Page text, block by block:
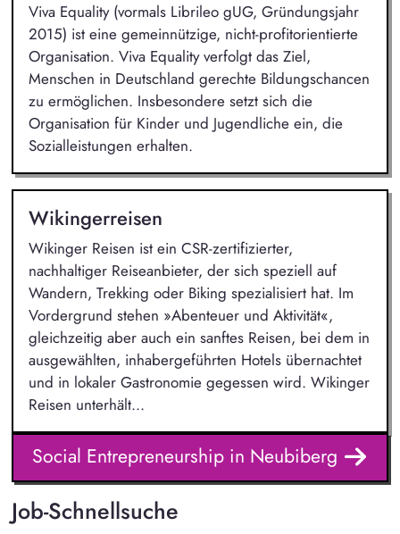
Viva Equality (vormals Librileo gUG, Gründungsjahr
2015) ist eine gemeinnützige, nicht-profitorientierte
Organisation. Viva Equality verfolgt das Ziel,
Menschen in Deutschland gerechte Bildungschancen
zu ermöglichen. Insbesondere setzt sich die
Organisation für Kinder und Jugendliche ein, die
Sozialleistungen erhalten.
Wikingerreisen
Wikinger Reisen ist ein CSR-zertifizierter,
nachhaltiger Reiseanbieter, der sich speziell auf
Wandern, Trekking oder Biking spezialisiert hat. Im
Vordergrund stehen »Abenteuer und Aktivität«,
gleichzeitig aber auch ein sanftes Reisen, bei dem in
ausgewählten, inhabergeführten Hotels übernachtet
und in lokaler Gastronomie gegessen wird. Wikinger
Reisen unterhält...
Social Entrepreneurship in Neubiberg
Job-Schnellsuche